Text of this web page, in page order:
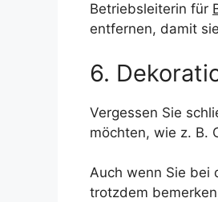
Betriebsleiterin für
entfernen, damit
6.
Vergessen Sie
möchten, wie z. B.
Auch wenn Sie bei
trotzdem